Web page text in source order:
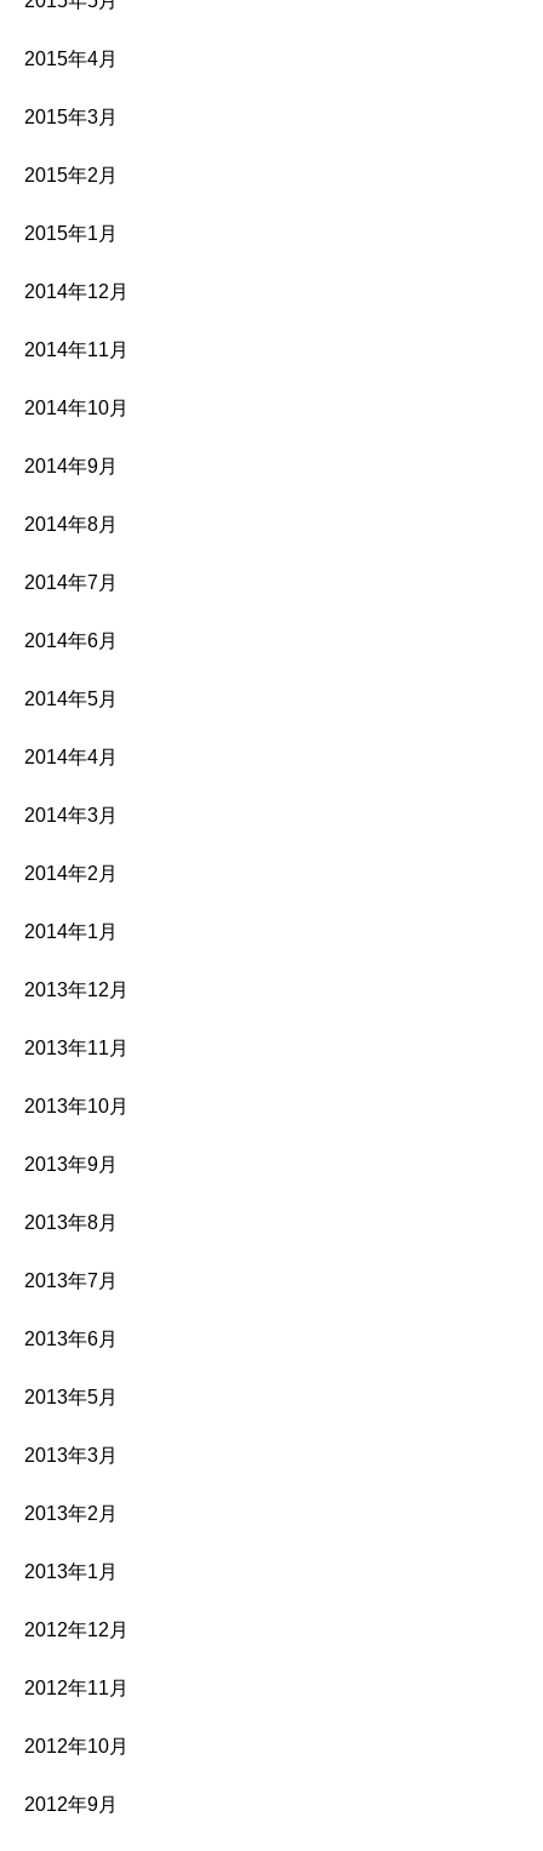
2015年4月
2015年3月
2015年2月
2015年1月
2014年12月
2014年11月
2014年10月
2014年9月
2014年8月
2014年7月
2014年6月
2014年5月
2014年4月
2014年3月
2014年2月
2014年1月
2013年12月
2013年11月
2013年10月
2013年9月
2013年8月
2013年7月
2013年6月
2013年5月
2013年3月
2013年2月
2013年1月
2012年12月
2012年11月
2012年10月
2012年9月